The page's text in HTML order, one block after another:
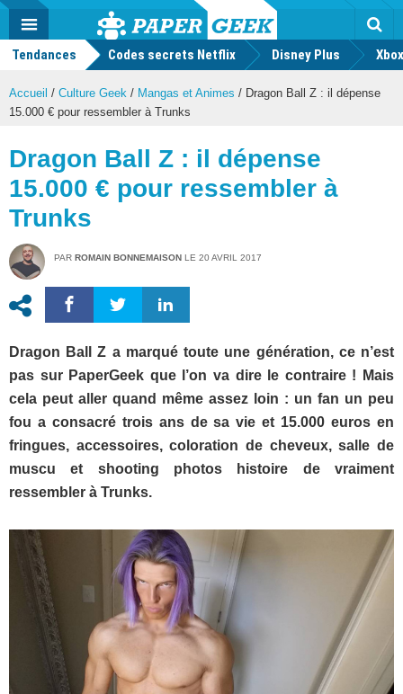
Actu
geek
MENU
Tendances Codes secrets Netflix Disney Plus
Accueil / Culture Geek / Mangas et Animes / Dragon Ball Z : il dépense
15.000 € pour ressembler à Trunks
Dragon Ball Z : il dépense
15.000 € pour ressembler à
Trunks
PAR ROMAIN BONNEMAISON LE 20 AVRIL 2017
Dragon Ball Z a marqué toute une génération, ce n’est
pas sur PaperGeek que l’on va dire le contraire ! Mais
cela peut aller quand même assez loin : un fan un peu
fou a consacré trois ans de sa vie et 15.000 euros en
fringues, accessoires, coloration de cheveux, salle de
muscu et shooting photos histoire de vraiment
ressembler à Trunks.
Mode
FacebookTwitter Youtube